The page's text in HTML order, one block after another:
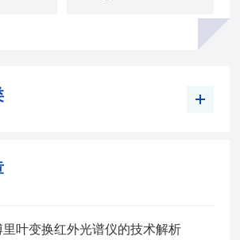
叶变换红外光谱仪的技术解析